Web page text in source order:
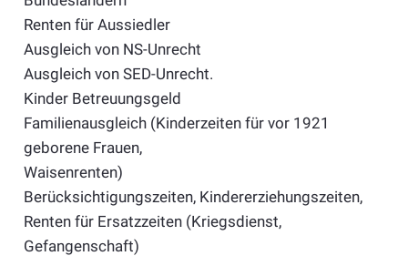
Renten für Aussiedler
Ausgleich von NS-Unrecht
Ausgleich von SED-Unrecht.
Kinder Betreuungsgeld
Familienausgleich (Kinderzeiten für vor 1921
geborene Frauen,
Waisenrenten)
Berücksichtigungszeiten, Kindererziehungszeiten,
Renten für Ersatzzeiten (Kriegsdienst,
Gefangenschaft)